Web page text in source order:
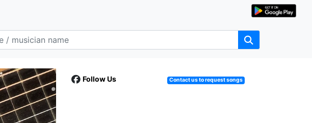
Follow Us Contact us to request songs